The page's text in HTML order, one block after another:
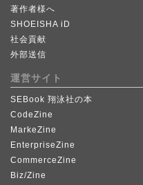
著作者様へ
SHOEISHA iD
社会貢献
外部送信
運営サイト
SEBook 翔泳社の本
CodeZine
MarkeZine
EnterpriseZine
CommerceZine
Biz/Zine